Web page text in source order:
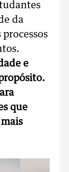
da
processos
e
que